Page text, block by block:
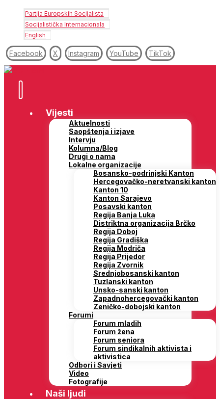
Partija Europskih Socijalista
Socijalistička Internacionala
English
Facebook X Instagram YouTube TikTok
Vijesti
Aktuelnosti
Saopštenja i izjave
Intervju
Kolumna/Blog
Drugi o nama
Lokalne organizacije
Bosansko-podrinjski Kanton
Hercegovačko-neretvanski kanton
Kanton 10
Kanton Sarajevo
Posavski kanton
Regija Banja Luka
Distriktna organizacija Brčko
Regija Doboj
Regija Gradiška
Regija Modriča
Regija Prijedor
Regija Zvornik
Srednjobosanski kanton
Tuzlanski kanton
Unsko-sanski kanton
Zapadnohercegovački kanton
Zeničko-dobojski kanton
Forumi
Forum mladih
Forum žena
Forum seniora
Forum sindikalnih aktivista i
aktivistica
Odbori i Savjeti
Video
Fotografije
Naši ljudi